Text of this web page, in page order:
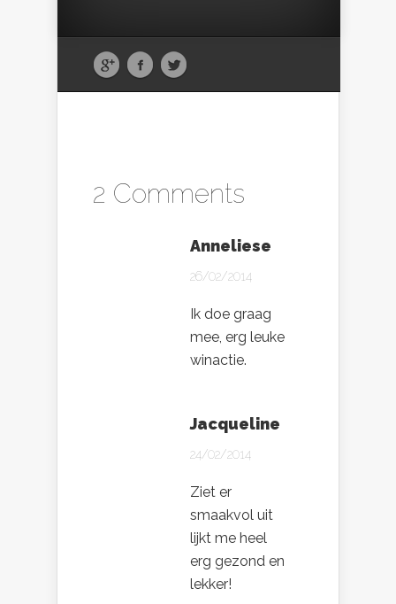
2 Comments
Anneliese
26/02/2014
Ik doe graag
mee, erg leuke
winactie.
Jacqueline
24/02/2014
Ziet er
smaakvol uit
lijkt me heel
erg gezond en
lekker!